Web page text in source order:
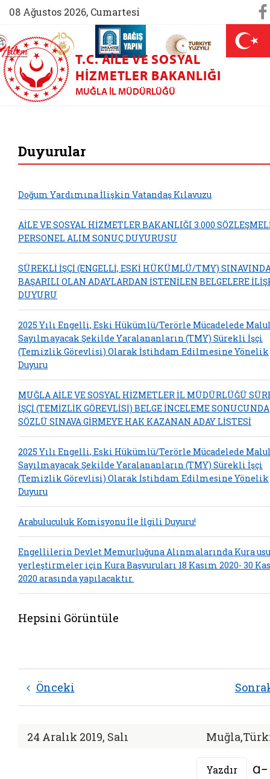
08 Ağustos 2026, Cumartesi
(yeni sekmede açılır)
AİLEM İletişim Merkezi (yeni sekmede açılır)
Aile ve Nüfus On Yılı (yeni sekmede açılır)
Darülaceze bağış sayfası (yeni
T.C. AILE VE SOSYAL
HIZMETLER BAKANLIĞI
MUĞLA İL MÜDÜRLÜĞÜ
Duyurular
Doğum Yardımına İlişkin Vatandaş Kılavuzu
AİLE VE SOSYAL HİZMETLER BAKANLIĞI 3.000
PERSONEL ALIM SONUÇ DUYURUSU
SÜREKLİ İŞÇİ (ENGELLİ, ESKİ HÜKÜMLÜ/TMY)
BAŞARILI OLAN ADAYLARDAN İSTENİLEN BELGELERE
DUYURU
2025 Yılı Engelli, Eski Hükümlü/Terörle Mücadelede
Sayılmayacak Şekilde Yaralananların (TMY) Sürekli İşçi
(Temizlik Görevlisi) Olarak İstihdam Edilmesine Yönelik
Duyuru
MUĞLA AİLE VE SOSYAL HİZMETLER İL MÜDÜRLÜĞÜ
İŞÇİ (TEMİZLİK GÖREVLİSİ) BELGE İNCELEME SONUCUNDA
SÖZLÜ SINAVA GİRMEYE HAK KAZANAN ADAY LİSTESİ
2025 Yılı Engelli, Eski Hükümlü/Terörle Mücadelede
Sayılmayacak Şekilde Yaralananların (TMY) Sürekli İşçi
(Temizlik Görevlisi) Olarak İstihdam Edilmesine Yönelik
Duyuru
Arabuluculuk Komisyonu İle İlgili Duyuru!
Engellilerin Devlet Memurluğuna Alınmalarında Kura
yerleştirmeler için Kura Başvuruları 18 Kasım 2020- 30
2020 arasında yapılacaktır.
Hepsini Görüntüle
Önceki
24 Aralık 2019, Salı
Yazdır